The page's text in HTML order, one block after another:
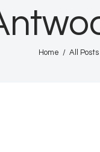
Home All Posts
Schedule
News